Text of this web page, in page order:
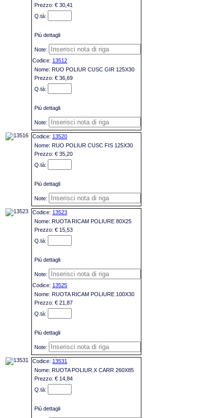
€ 30,41
Più dettagli
13512
RUO POLIUR CUSC GIR 125X30
€ 36,69
Più dettagli
13520
RUO POLIUR CUSC FIS 125X30
€ 35,20
Più dettagli
13523
RUOTA RICAM POLIURE 80X25
€ 15,53
Più dettagli
13525
RUOTA RICAM POLIURE 100X30
€ 21,87
Più dettagli
13531
RUOTA POLIUR.X CARR 260X85
€ 14,84
Più dettagli